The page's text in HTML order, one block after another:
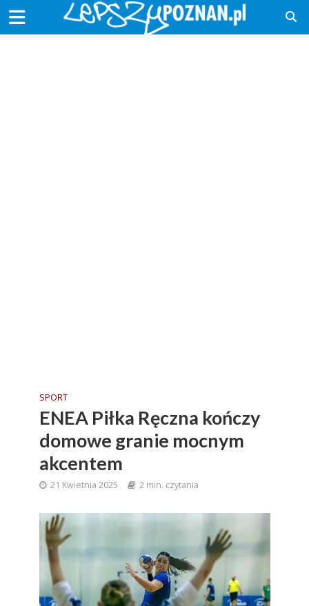
SPORT
ENEA Piłka Ręczna kończy
domowe granie mocnym
akcentem
21 Kwietnia 2025 2 min. czytania